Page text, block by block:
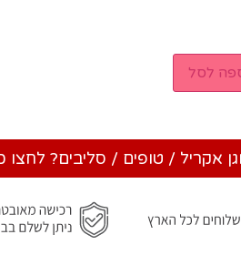
לסל
אקריל / טופים / סליבים? לחצו